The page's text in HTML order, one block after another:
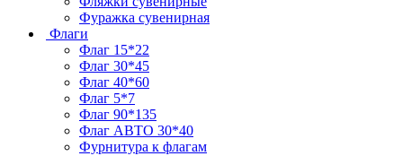
Фуражка сувенирная
Флаги
Флаг 15*22
Флаг 30*45
Флаг 40*60
Флаг 5*7
Флаг 90*135
Флаг АВТО 30*40
Фурнитура к флагам